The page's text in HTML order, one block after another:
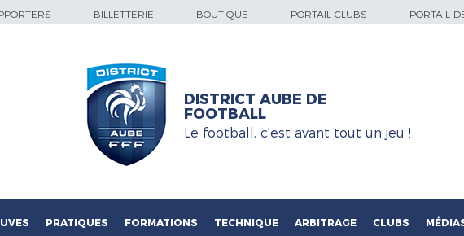
BILLETTERIE BOUTIQUE PORTAIL CLUBS PORTAIL
DISTRICT AUBE DE
FOOTBALL
Le football, c'est avant tout un jeu !
PRATIQUES FORMATIONS TECHNIQUE ARBITRAGE CLUBS